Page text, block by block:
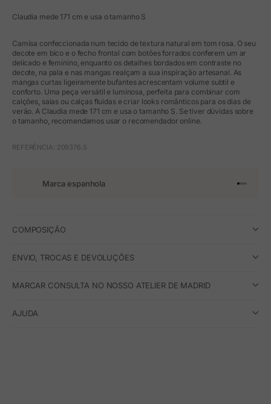
Claudia mede 171 cm e usa o tamanho S
Camisa confeccionada num tecido de textura natural em tom rosa. O seu
decote em bico e o fecho frontal com botões forrados conferem um ar
delicado e feminino, enquanto os detalhes bordados em contraste no
decote, na pala e nas mangas realçam a sua inspiração artesanal. As
mangas curtas ligeiramente bufantes acrescentam volume subtil e
conforto. Uma peça versátil e luminosa, perfeita para combinar com
calções, saias ou calças fluidas e criar looks românticos para os dias de
verão. A Claudia mede 171 cm e usa o tamanho S. Se tiver dúvidas sobre
o tamanho, recomendamos usar o recomendador online.
REFERÊNCIA: 209376.S
Marca espanhola Ir para o
Ir para
Ir para
Ir para
COMPOSIÇÃO
ENVIO, TROCAS E DEVOLUÇÕES
MARCAR CONSULTA NO NOSSO ATELIER DE MADRID
AJUDA